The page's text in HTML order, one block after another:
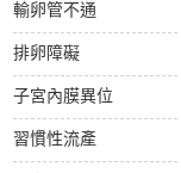
輸卵管不通
排卵障礙
子宮內膜異位
習慣性流產